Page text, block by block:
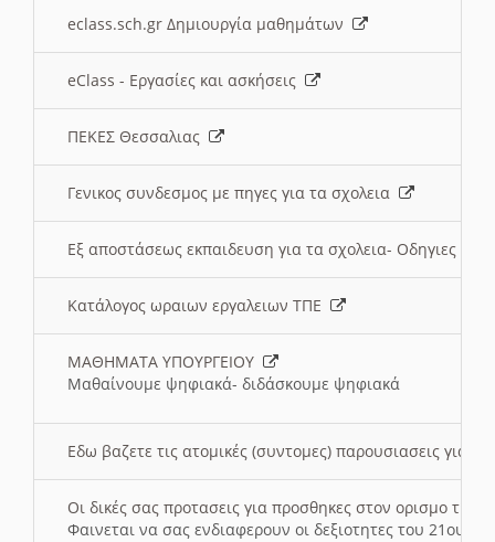
eclass.sch.gr Δημιουργία μαθημάτων
eClass - Εργασίες και ασκήσεις
ΠΕΚΕΣ Θεσσαλιας
Γενικος συνδεσμος με πηγες για τα σχολεια
Εξ αποστάσεως εκπαιδευση για τα σχολεια- Οδηγιες
Κατάλογος ωραιων εργαλειων ΤΠΕ
ΜΑΘΗΜΑΤΑ ΥΠΟΥΡΓΕΙΟΥ
Μαθαίνουμε ψηφιακά- διδάσκουμε ψηφιακά
Εδω βαζετε τις ατομικές (συντομες) παρουσιασεις για
Οι δικές σας προτασεις για προσθηκες στον ορισμο
Φαινεται να σας ενδιαφερουν οι δεξιοτητες του 21ου